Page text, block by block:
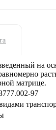
на
матрице.
97